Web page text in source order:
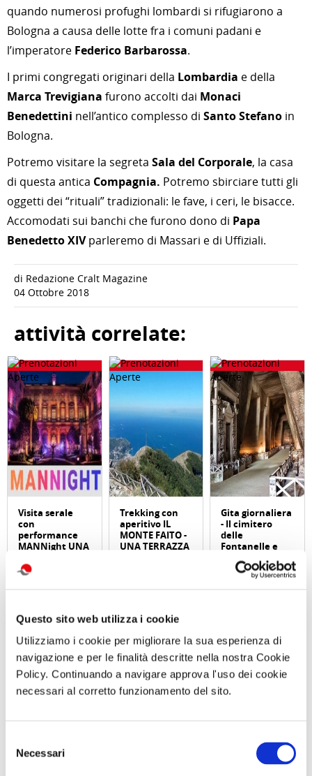
Questo sito web utilizza i cookie
Utilizziamo i cookie per migliorare la sua esperienza di
navigazione e per le finalità descritte nella nostra Cookie
Policy. Continuando a navigare approva l'uso dei cookie
necessari al corretto funzionamento del sito.
delNecessari
quando numerosi profughi lombardi si rifugiarono a
Bologna a causa delle lotte fra i comuni padani e
l’imperatore Federico Barbarossa.
I primi congregati originari della Lombardia e della
Marca Trevigiana furono accolti dai Monaci
Benedettini nell’antico complesso di Santo Stefano in
Bologna.
Potremo visitare la segreta Sala del Corporale, la casa
di questa antica Compagnia. Potremo sbirciare tutti gli
oggetti dei “rituali” tradizionali: le fave, i ceri, le bisacce.
Accomodati sui banchi che furono dono di Papa
Benedetto XIVparleremo di Massari e di Uffiziali.
di Redazione Cralt Magazine
04 Ottobre 2018
attività correlate:
Visita serale
con
performance
MANNight UNA
MUSEO TRA
MUSICA E
Settembre ore
19:30
Comunicato n. 99
Napoli, 05 Agosto
2026
Trekking con
aperitivo IL
MONTE FAITO -
UNA TERRAZZA
Comunicato n. 98
Napoli, 04 Agosto
2026
Gita giornaliera
- Il cimitero
delle
Fontanelle e
Materdei,
Sabato 26
Settembre
Comunicato n. 84
Roma, 29 Luglio 2026